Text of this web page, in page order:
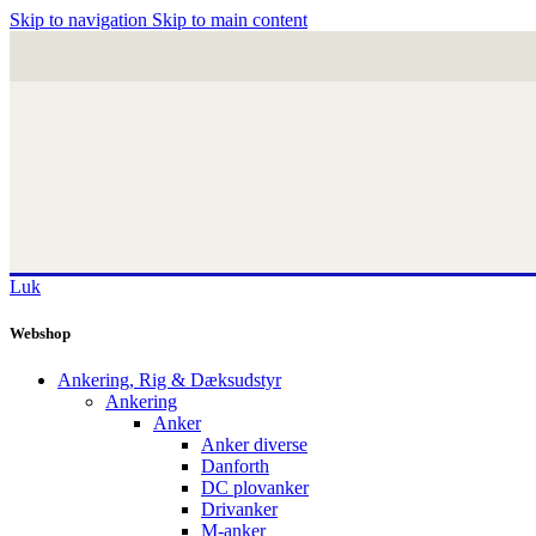
Skip to navigation Skip to main content
Luk
Webshop
Ankering, Rig & Dæksudstyr
Ankering
Anker
Anker diverse
Danforth
DC plovanker
Drivanker
M-anker